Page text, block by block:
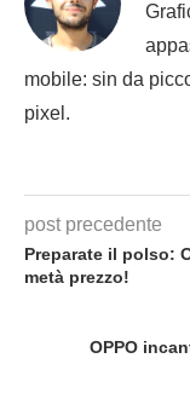
mobile: sin da
pixel.
post precedente
Preparate il polso:
metà prezzo!
OPPO